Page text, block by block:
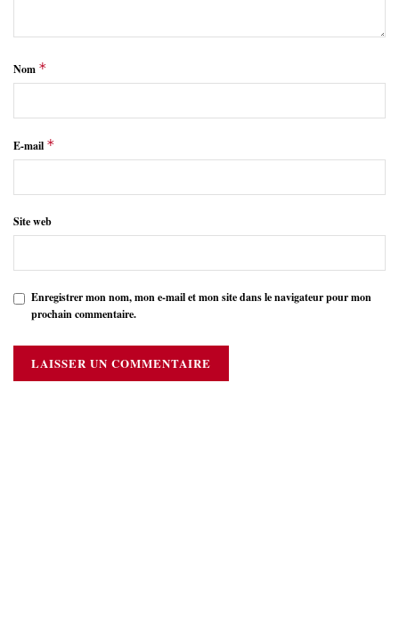
Nom *
E-mail *
Site web
Enregistrer mon nom, mon e-mail et mon site dans le navigateur pour mon
prochain commentaire.